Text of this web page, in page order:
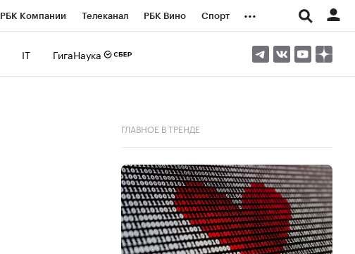
РБК Компании Телеканал РБК Вино Спорт ...
IT ГигаНаука
ГЛАВНОЕ В ТРЕНДЕ